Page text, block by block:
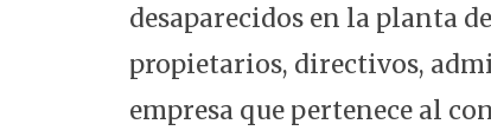
desaparecidos en la planta
propietarios, directivos,
empresa que pertenece al